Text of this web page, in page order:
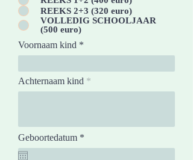
REEKS 2+3 (320 euro)
VOLLEDIG SCHOOLJAAR
(500 euro)
Voornaam kind
Achternaam kind
Geboortedatum *
e